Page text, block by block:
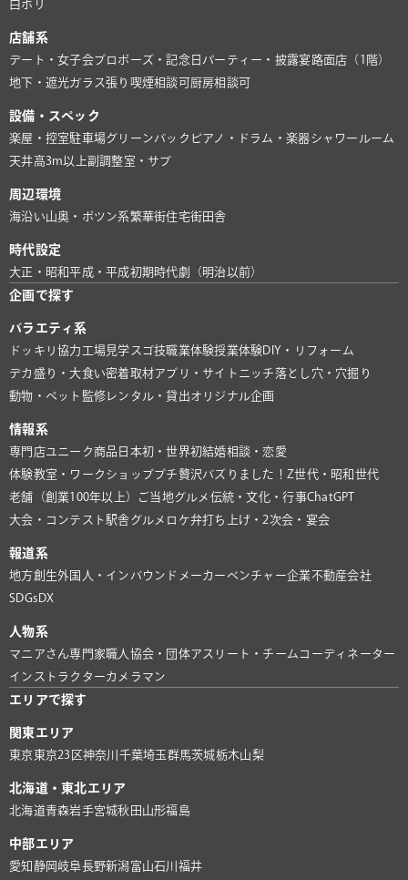
白ホリ
店舗系
デート・女子会プロポーズ・記念日 パーティー・披露宴路面店（1階）
地下・遮光ガラス張り 喫煙相談可 厨房相談可
設備・スペック
楽屋・控室駐車場グリーンバック ピアノ・ドラム・楽器シャワールーム
天井高3m以上副調整室・サブ
周辺環境
海沿い山奥・ポツン系繁華街住宅街田舎
時代設定
大正・昭和平成・平成初期時代劇（明治以前）
企画で探す
バラエティ系
ドッキリ協力 工場見学 スゴ技職業体験授業体験 DIY・リフォーム
デカ盛り・大食い密着取材アプリ・サイト ニッチ落とし穴・穴掘り
動物・ペット 監修 レンタル・貸出オリジナル企画
情報系
専門店ユニーク商品 日本初・世界初結婚相談・恋愛
体験教室・ワークショッププチ贅沢バズりました！ Z世代・昭和世代
老舗（創業100年以上）
ご当地グルメ 伝統・文化・行事ChatGPT
大会・コンテスト 駅舎グルメ ロケ弁打ち上げ・2次会・宴会
報道系
地方創生外国人・インバウンド メーカー ベンチャー企業不動産会社
SDGs DX
人物系
マニアさん専門家 職人 協会・団体アスリート・チーム コーディネーター
インストラクターカメラマン
エリアで探す
関東エリア
東京 東京23区神奈川 千葉埼玉群馬茨城栃木山梨
北海道・東北エリア
北海道青森岩手宮城秋田 山形福島
中部エリア
愛知 静岡 岐阜長野新潟富山石川 福井